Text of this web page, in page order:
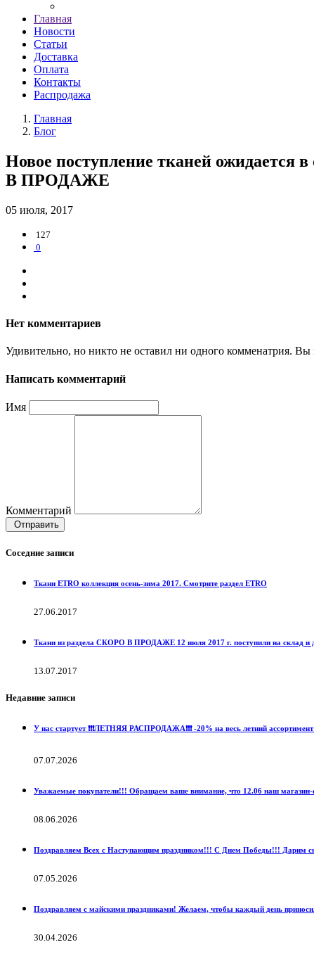
Главная
Новости
Статьи
Доставка
Оплата
Контакты
Распродажа
Главная
Блог
Новое поступление тканей ожидается
В ПРОДАЖЕ
05 июля, 2017
127
0
Нет комментариев
Удивительно, но никто не оставил ни одного комменатрия.
Написать комментарий
Имя
Комментарий
Отправить
Соседние записи
Ткани ETRO коллекция осень-зима 2017. Смотрите раздел ETRO
27.06.2017
Ткани из раздела СКОРО В ПРОДАЖЕ 12 июля 2017 г. поступили на склад и
13.07.2017
Недавние записи
У нас стартует ❗️❗️❗️ЛЕТНЯЯ РАСПРОДАЖА❗️❗️❗️ -20% на весь летний
07.07.2026
Уважаемые покупатели!!! Обращаем ваше внимание, что 12.06 наш магазин-
08.06.2026
Поздравляем Всех с Наступающим праздником!!! С Днем Победы!!! Дарим
07.05.2026
Поздравляем с майскими праздниками! Желаем, чтобы каждый день
30.04.2026